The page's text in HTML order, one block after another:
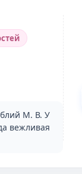
М. В. У
вежливая